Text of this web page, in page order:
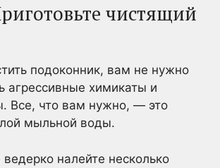
чистящий
подоконник, вам не нужно
агрессивные химикаты и
Все, что вам нужно, — это
мыльной воды.
налейте несколько